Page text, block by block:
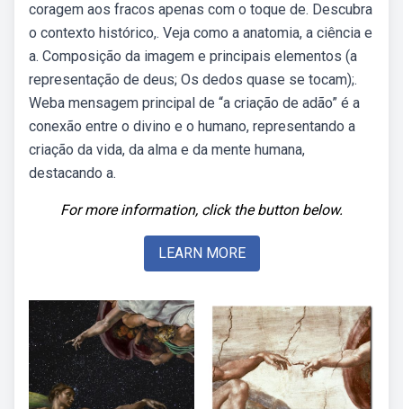
coragem aos fracos apenas com o toque de. Descubra
o contexto histórico,. Veja como a anatomia, a ciência e
a. Composição da imagem e principais elementos (a
representação de deus; Os dedos quase se tocam);.
Weba mensagem principal de “a criação de adão” é a
conexão entre o divino e o humano, representando a
criação da vida, da alma e da mente humana,
destacando a.
For more information, click the button below.
LEARN MORE